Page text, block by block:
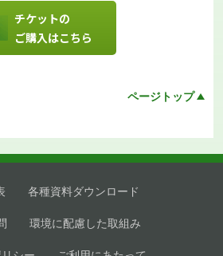
チケットの
ご購入はこちら
ページトップ
各種資料ダウンロード
環境に配慮した取組み